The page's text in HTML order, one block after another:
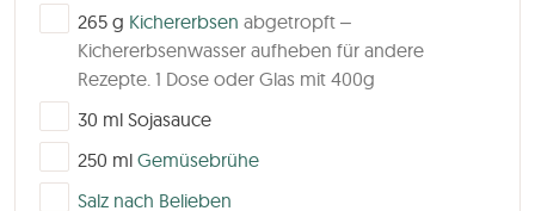
▢
265 g Kichererbsen abgetropft –
Kichererbsenwasser aufheben für andere
Rezepte. 1 Dose oder Glas mit 400g
▢
30 ml Sojasauce
▢
250 ml Gemüsebrühe
▢
Salz nach Belieben